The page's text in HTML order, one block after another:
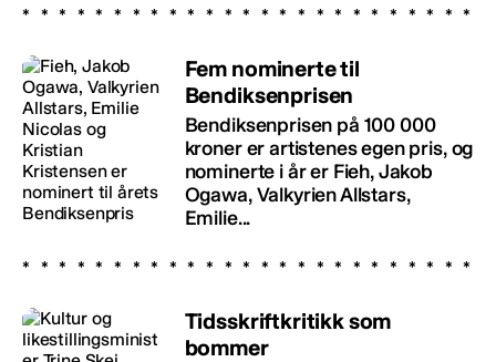
Fem nominerte til
Bendiksenprisen
Bendiksenprisen på 100 000
kroner er artistenes egen pris, og
nominerte i år er Fieh, Jakob
Ogawa, Valkyrien Allstars,
Emilie...
Tidsskriftkritikk som
bommer